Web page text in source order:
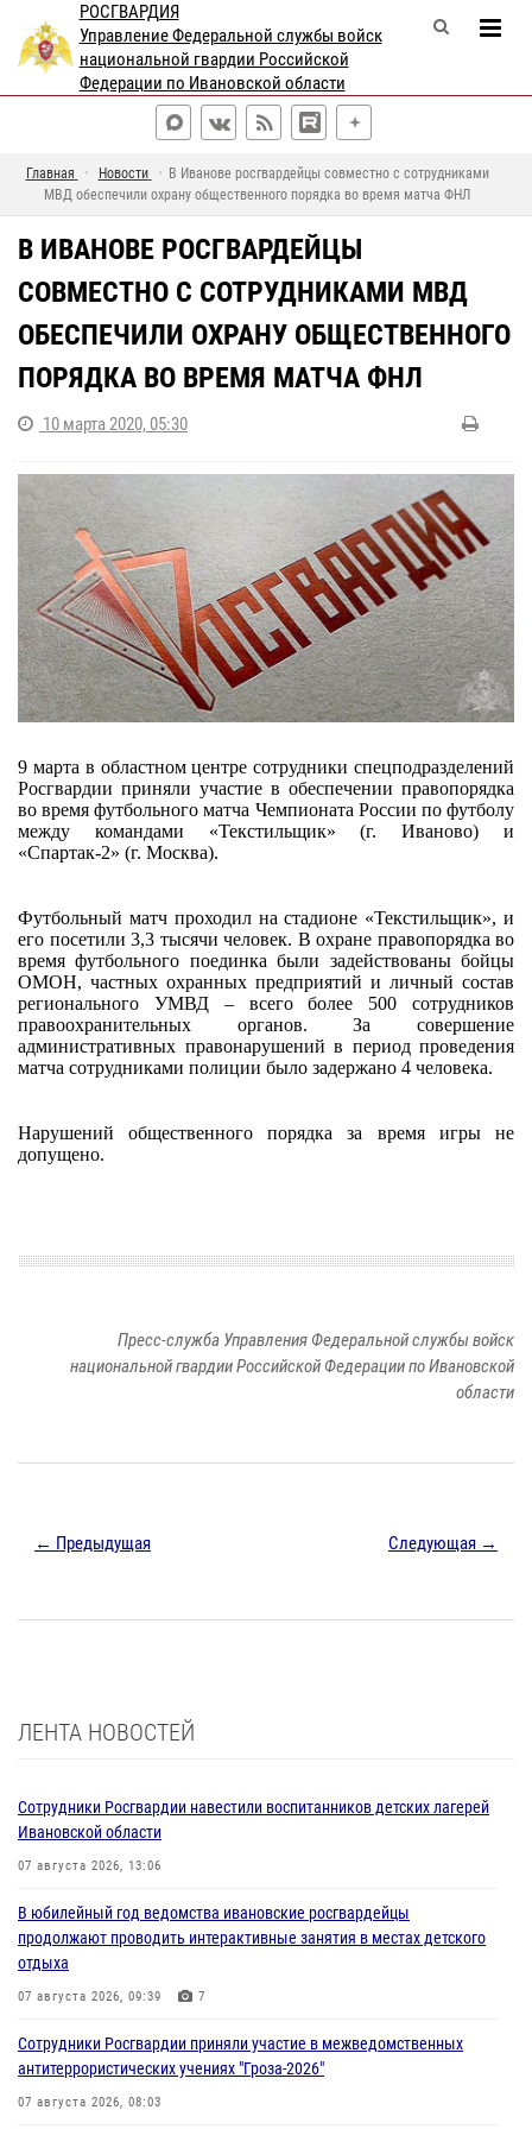
РОСГВАРДИЯ
Управление Федеральной службы войск
национальной гвардии Российской
Федерации по Ивановской области
Главная Новости
В Иванове росгвардейцы совместно с сотрудниками
МВД обеспечили охрану общественного порядка во время матча ФНЛ
В ИВАНОВЕ РОСГВАРДЕЙЦЫ
СОВМЕСТНО С СОТРУДНИКАМИ МВД
ОБЕСПЕЧИЛИ ОХРАНУ ОБЩЕСТВЕННОГО
ПОРЯДКА ВО ВРЕМЯ МАТЧА ФНЛ
10 марта 2020, 05:30
9 марта в областном центре сотрудники спецподразделений
Росгвардии приняли участие в обеспечении правопорядка
во время футбольного матча Чемпионата России по футболу
между командами «Текстильщик» (г. Иваново) и
«Спартак-2» (г. Москва).
Футбольный матч проходил на стадионе «Текстильщик», и
его посетили 3,3 тысячи человек. В охране правопорядка во
время футбольного поединка были задействованы бойцы
ОМОН, частных охранных предприятий и личный состав
регионального УМВД – всего более 500 сотрудников
правоохранительных органов. За совершение
административных правонарушений в период проведения
матча сотрудниками полиции было задержано 4 человека.
Нарушений общественного порядка за время игры не
допущено.
Пресс-служба Управления Федеральной службы войск
национальной гвардии Российской Федерации по Ивановской
области
← Предыдущая Следующая →
ЛЕНТА НОВОСТЕЙ
Сотрудники Росгвардии навестили воспитанников детских лагерей
Ивановской области
07 августа 2026, 13:06
В юбилейный год ведомства ивановские росгвардейцы
продолжают проводить интерактивные занятия в местах детского
отдыха
07 августа 2026, 09:39 7
Сотрудники Росгвардии приняли участие в межведомственных
антитеррористических учениях "Гроза-2026"
07 августа 2026, 08:03